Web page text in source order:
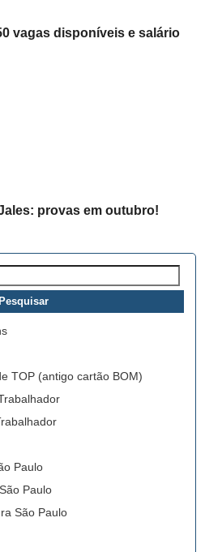
vagas disponíveis e salário
provas em outubro!
TOP (antigo cartão BOM)
Paulo
Paulo
São Paulo